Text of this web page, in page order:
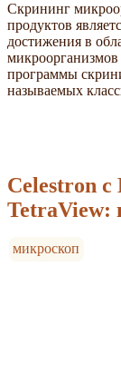
Скрининг
продуктов
достижения в
программы
называемых
Celestron
TetraView:
микроскоп